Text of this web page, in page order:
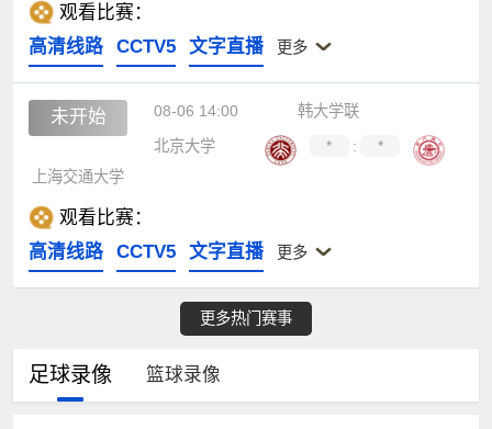
观看比赛：
高清线路
CCTV5 文字直播 更多
未开始 08-06 14:00
韩大学联
北京大学
* :
*
上海交通大学
观看比赛：
高清线路
CCTV5 文字直播 更多
更多热门赛事
足球录像 篮球录像